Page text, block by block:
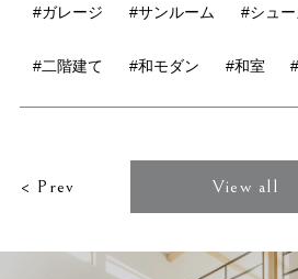
#ガレージ #サンルーム #シュ
#二階建て #和モダン #和室
< Prev View all